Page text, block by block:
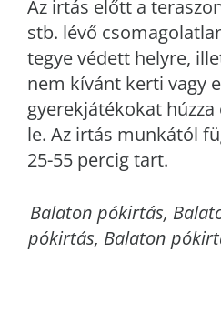
Az irtás előtt a
stb. lévő
tegye védett helyre,
nem kívánt kerti vagy
gyerekjátékokat
le. Az irtás munkától
25-55 percig tart.
Balaton pókirtás,
pókirtás, Balaton